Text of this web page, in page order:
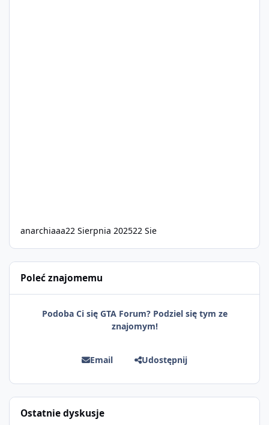
anarchiaaa22 Sierpnia 202522 Sie
Poleć znajomemu
Podoba Ci się GTA Forum? Podziel się tym ze
znajomym!
Email Udostępnij
Ostatnie dyskusje